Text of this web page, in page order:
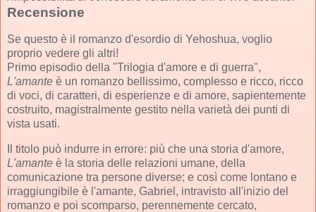
Recensione
Se questo è il romanzo d'esordio di Yehoshua, voglio
proprio vedere gli altri!
Primo episodio della "Trilogia d'amore e di guerra",
L'amante è un romanzo bellissimo, complesso e ricco, ricco
di voci, di caratteri, di esperienze e di amore, sapientemente
costruito, magistralmente gestito nella varietà dei punti di
vista usati.
Il titolo può indurre in errore: più che una storia d'amore,
L'amante è la storia delle relazioni umane, della
comunicazione tra persone diverse; e così come lontano e
irraggiungibile è l'amante, Gabriel, intravisto all'inizio del
romanzo e poi scomparso, perennemente cercato,